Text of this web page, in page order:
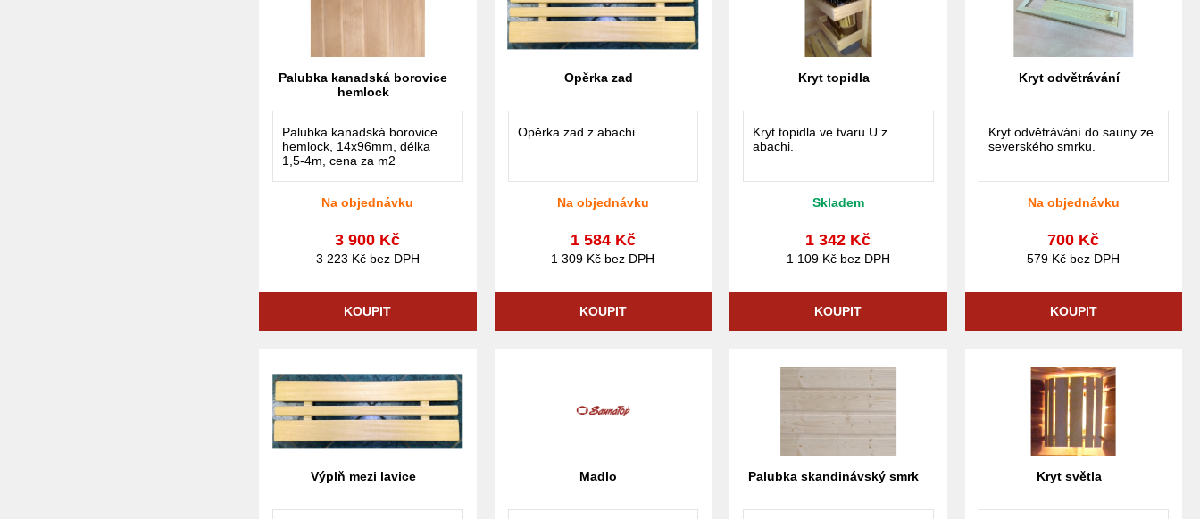
Palubka kanadská borovice
hemlock
Palubka kanadská borovice
hemlock, 14x96mm, délka
1,5-4m, cena za m2
Na objednávku
3 900 Kč
3 223 Kč bez DPH
KOUPIT
Opěrka zad
Opěrka zad z abachi
Na objednávku
1 584 Kč
1 309 Kč bez DPH
KOUPIT
Kryt topidla
Kryt topidla ve tvaru U z
abachi.
Skladem
1 342 Kč
1 109 Kč bez DPH
KOUPIT
Kryt odvětrávání
Kryt odvětrávání do sauny ze
severského smrku.
Na objednávku
700 Kč
579 Kč bez DPH
KOUPIT
Výplň mezi lavice Madlo Palubka skandinávský smrk Kryt světla